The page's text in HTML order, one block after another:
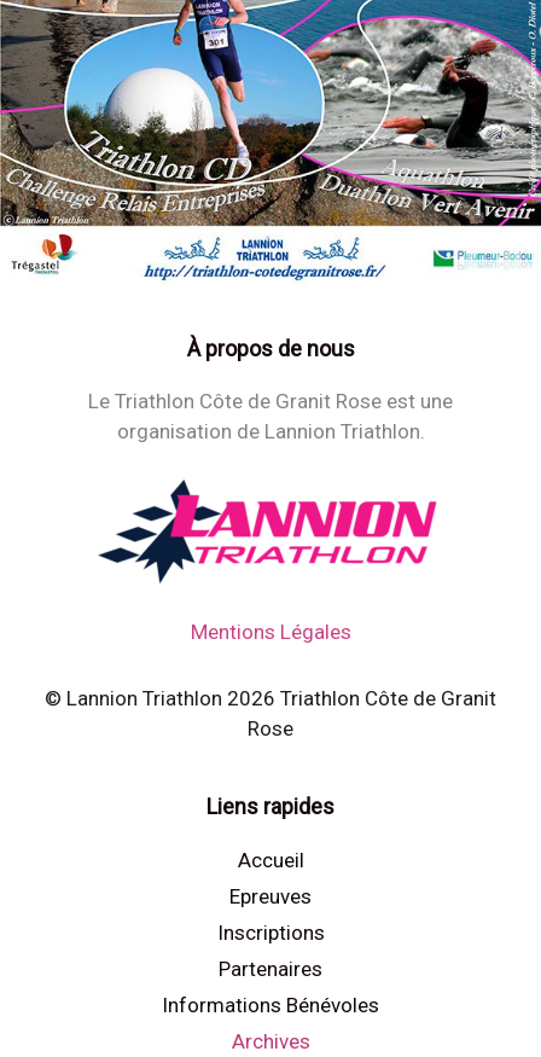
À propos de nous
Le Triathlon Côte de Granit Rose est une
organisation de Lannion Triathlon.
Mentions Légales
© Lannion Triathlon 2026 Triathlon Côte de Granit
Rose
Liens rapides
Accueil
Epreuves
Inscriptions
Partenaires
Informations Bénévoles
Archives